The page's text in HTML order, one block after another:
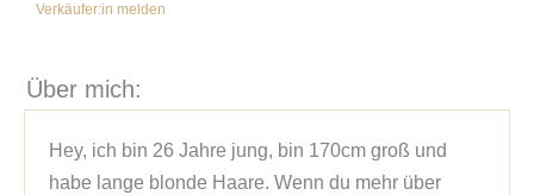
Verkäufer:in melden
Über mich:
Hey, ich bin 26 Jahre jung, bin 170cm groß und
habe lange blonde Haare. Wenn du mehr über